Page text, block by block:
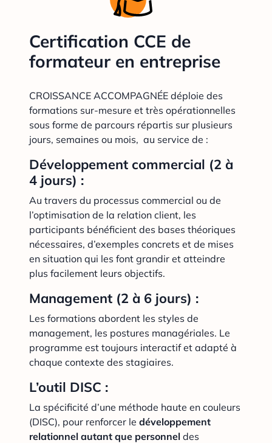
Certification CCE de
formateur en entreprise
CROISSANCE ACCOMPAGNÉE déploie des
formations sur-mesure et très opérationnelles
sous forme de parcours répartis sur plusieurs
jours, semaines ou mois, au service de :
Développement commercial (2 à
4 jours) :
Au travers du processus commercial ou de
l’optimisation de la relation client, les
participants bénéficient des bases théoriques
nécessaires, d’exemples concrets et de mises
en situation qui les font grandir et atteindre
plus facilement leurs objectifs.
Management (2 à 6 jours) :
Les formations abordent les styles de
management, les postures managériales. Le
programme est toujours interactif et adapté à
chaque contexte des stagiaires.
L’outil DISC :
La spécificité d’une méthode haute en couleurs
(DISC), pour renforcer le développement
relationnel autant que personnel des